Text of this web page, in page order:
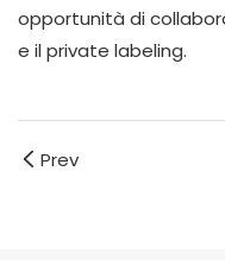
opportunità di
e il private labeling.
Prev